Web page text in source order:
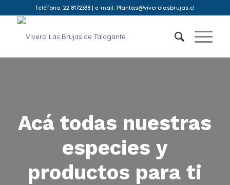
Teléfono: 22 8172338 | e-mail: Plantas@viverolasbrujas.cl
Acá todas nuestras
especies y
productos para ti